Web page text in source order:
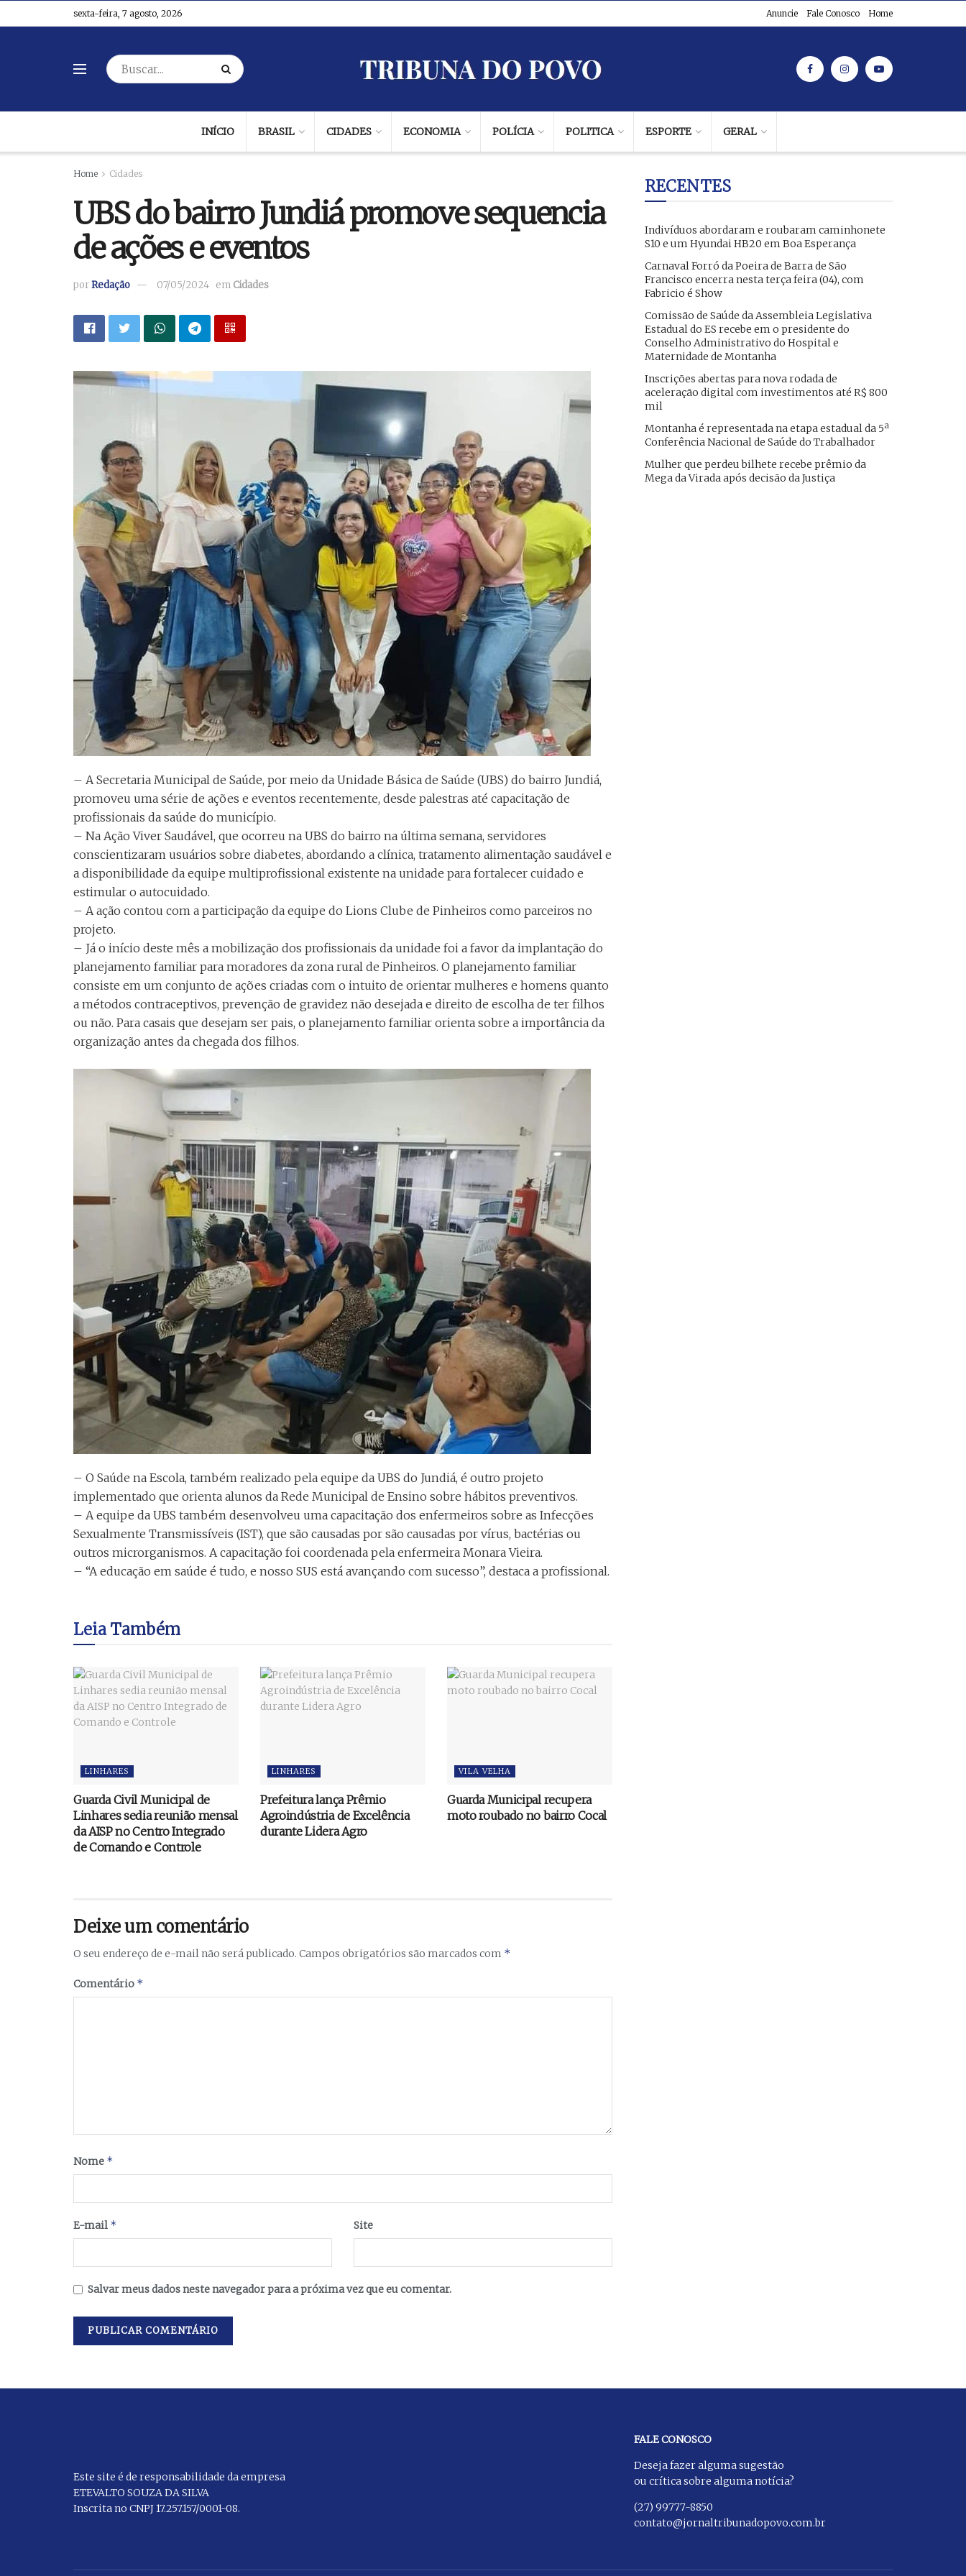
sexta-feira, 7 agosto, 2026 Anuncie Fale Conosco Home
INÍCIO BRASIL CIDADES ECONOMIA POLÍCIA POLITICA ESPORTE GERAL
Home Cidades
UBS do bairro Jundiá promove sequencia
de ações e eventos
porRedação 07/05/2024 em Cidades
– A Secretaria Municipal de Saúde, por meio da Unidade Básica de Saúde (UBS) do bairro Jundiá,
promoveu uma série de ações e eventos recentemente, desde palestras até capacitação de
profissionais da saúde do município.
– Na Ação Viver Saudável, que ocorreu na UBS do bairro na última semana, servidores
conscientizaram usuários sobre diabetes, abordando a clínica, tratamento alimentação saudável e
a disponibilidade da equipe multiprofissional existente na unidade para fortalecer cuidado e
estimular o autocuidado.
– A ação contou com a participação da equipe do Lions Clube de Pinheiros como parceiros no
projeto.
– Já o início deste mês a mobilização dos profissionais da unidade foi a favor da implantação do
planejamento familiar para moradores da zona rural de Pinheiros. O planejamento familiar
consiste em um conjunto de ações criadas com o intuito de orientar mulheres e homens quanto
a métodos contraceptivos, prevenção de gravidez não desejada e direito de escolha de ter filhos
ou não. Para casais que desejam ser pais, o planejamento familiar orienta sobre a importância da
organização antes da chegada dos filhos.
– O Saúde na Escola, também realizado pela equipe da UBS do Jundiá, é outro projeto
implementado que orienta alunos da Rede Municipal de Ensino sobre hábitos preventivos.
– A equipe da UBS também desenvolveu uma capacitação dos enfermeiros sobre as Infecções
Sexualmente Transmissíveis (IST), que são causadas por são causadas por vírus, bactérias ou
outros microrganismos. A capacitação foi coordenada pela enfermeira Monara Vieira.
– “A educação em saúde é tudo, e nosso SUS está avançando com sucesso”, destaca a profissional.
LeiaTambém
LINHARES
Guarda Civil Municipal de
Linhares sedia reunião mensal
da AISP no Centro Integrado
de Comando e Controle
LINHARES
Prefeitura lança Prêmio
Agroindústria de Excelência
durante Lidera Agro
VILA VELHA
Guarda Municipal recupera
moto roubado no bairro Cocal
Deixe um comentário
O seu endereço de e-mail não será publicado. Campos obrigatórios são marcados com *
Comentário *
Nome *
E-mail * Site
Salvar meus dados neste navegador para a próxima vez que eu comentar.
RECENTES
Indivíduos abordaram e roubaram caminhonete
S10 e um Hyundai HB20 em Boa Esperança
Carnaval Forró da Poeira de Barra de São
Francisco encerra nesta terça feira (04), com
Fabricio é Show
Comissão de Saúde da Assembleia Legislativa
Estadual do ES recebe em o presidente do
Conselho Administrativo do Hospital e
Maternidade de Montanha
Inscrições abertas para nova rodada de
aceleração digital com investimentos até R$ 800
mil
Montanha é representada na etapa estadual da 5ª
Conferência Nacional de Saúde do Trabalhador
Mulher que perdeu bilhete recebe prêmio da
Mega da Virada após decisão da Justiça
Este site é de responsabilidade da empresa
ETEVALTO SOUZA DA SILVA
Inscrita no CNPJ 17.257.157/0001-08.
FALE CONOSCO
Deseja fazer alguma sugestão
ou crítica sobre alguma notícia?
(27) 99777-8850
contato@jornaltribunadopovo.com.br